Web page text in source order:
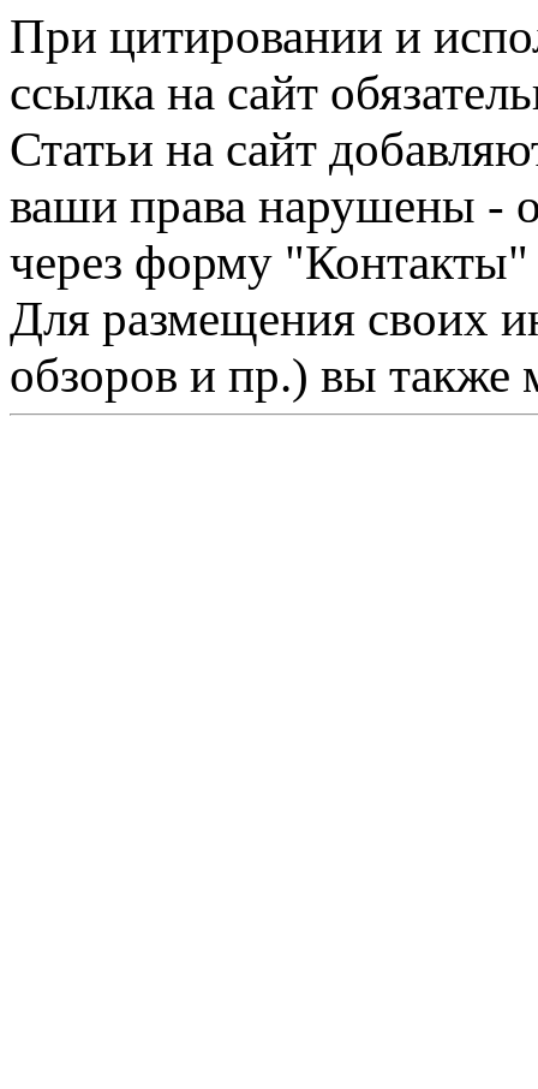
При цитировании и
ссылка на сайт
Статьи на сайт
ваши права нарушены -
через форму "Контакты"
Для размещения своих
обзоров и пр.) вы также